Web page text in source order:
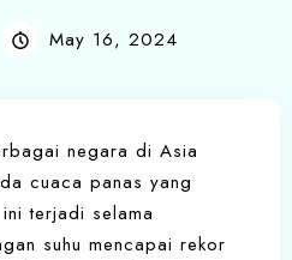
May 16, 2024
negara di Asia
cuaca panas yang
terjadi selama
suhu mencapai rekor